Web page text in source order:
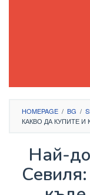
HOMEPAGE / BG /
КАКВО ДА КУПИТЕ И
Най-